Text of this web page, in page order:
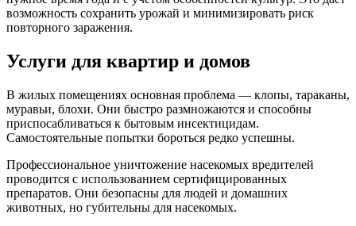
возможность сохранить урожай и минимизировать риск
повторного заражения.
Услуги для квартир и домов
В жилых помещениях основная проблема — клопы, тараканы,
муравьи, блохи. Они быстро размножаются и способны
приспосабливаться к бытовым инсектицидам.
Самостоятельные попытки бороться редко успешны.
Профессиональное уничтожение насекомых вредителей
проводится с использованием сертифицированных
препаратов. Они безопасны для людей и домашних
животных, но губительны для насекомых.